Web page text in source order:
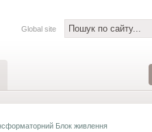
Global site
Блок живлення